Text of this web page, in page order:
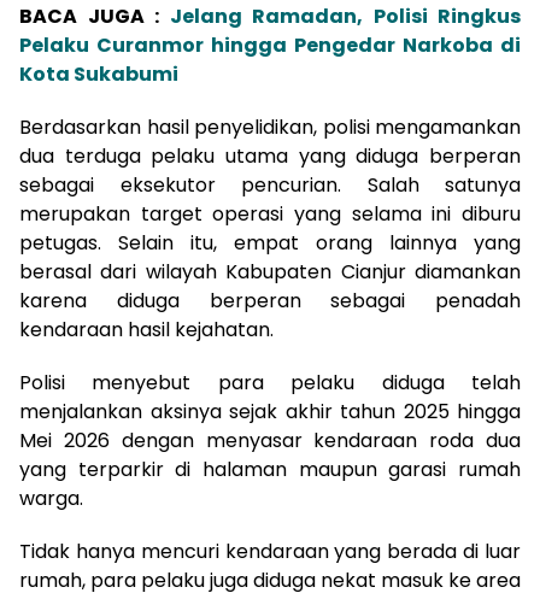
BACA JUGA : Jelang Ramadan, Polisi Ringkus
Pelaku Curanmor hingga Pengedar Narkoba di
Kota Sukabumi
Berdasarkan hasil penyelidikan, polisi mengamankan
dua terduga pelaku utama yang diduga berperan
sebagai eksekutor pencurian. Salah satunya
merupakan target operasi yang selama ini diburu
petugas. Selain itu, empat orang lainnya yang
berasal dari wilayah Kabupaten Cianjur diamankan
karena diduga berperan sebagai penadah
kendaraan hasil kejahatan.
Polisi menyebut para pelaku diduga telah
menjalankan aksinya sejak akhir tahun 2025 hingga
Mei 2026 dengan menyasar kendaraan roda dua
yang terparkir di halaman maupun garasi rumah
warga.
Tidak hanya mencuri kendaraan yang berada di luar
rumah, para pelaku juga diduga nekat masuk ke area